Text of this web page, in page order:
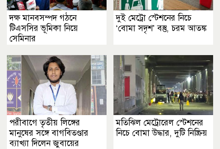
দক্ষ মানবসম্পদ গঠনে
টিএসসির ভূমিকা নিয়ে
সেমিনার
দুই মেট্রো স্টেশনের নিচে
‘বোমা সদৃশ’ বস্তু, চরম আতঙ্ক
পরীবাগে তৃতীয় লিঙ্গের
মানুষের সঙ্গে বাগবিতণ্ডার
ব্যাখ্যা দিলেন জুবায়ের
মতিঝিল মেট্রোরেল স্টেশনের
নিচে বোমা উদ্ধার, দুটি নিষ্ক্রিয়